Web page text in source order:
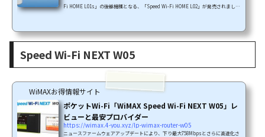
Fi HOME L01s」の後継機種となる、「Speed Wi-Fi HOME L02」が発売されまし
ケーションズこの記事では、「Speed Wi-Fi HOME L02」の特徴をご紹介します。
HOME L02の特徴2019年1月25日に発売されたホームルーター「Speed Wi-F...
Speed Wi-Fi NEXT W05
WiMAXお得情報サイト
ポケットWi-Fi「WiMAX Speed Wi-Fi NEXT W05」レ
ビューと最安プロバイダー
https://wimax.4-you.xyz/lp-wimax-router-w05
ニュースファームウェアアップデートにより、下り最大758Mbpsとさらに高速化さ